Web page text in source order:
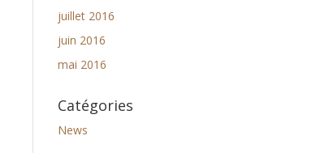
juillet 2016
juin 2016
mai 2016
Catégories
News